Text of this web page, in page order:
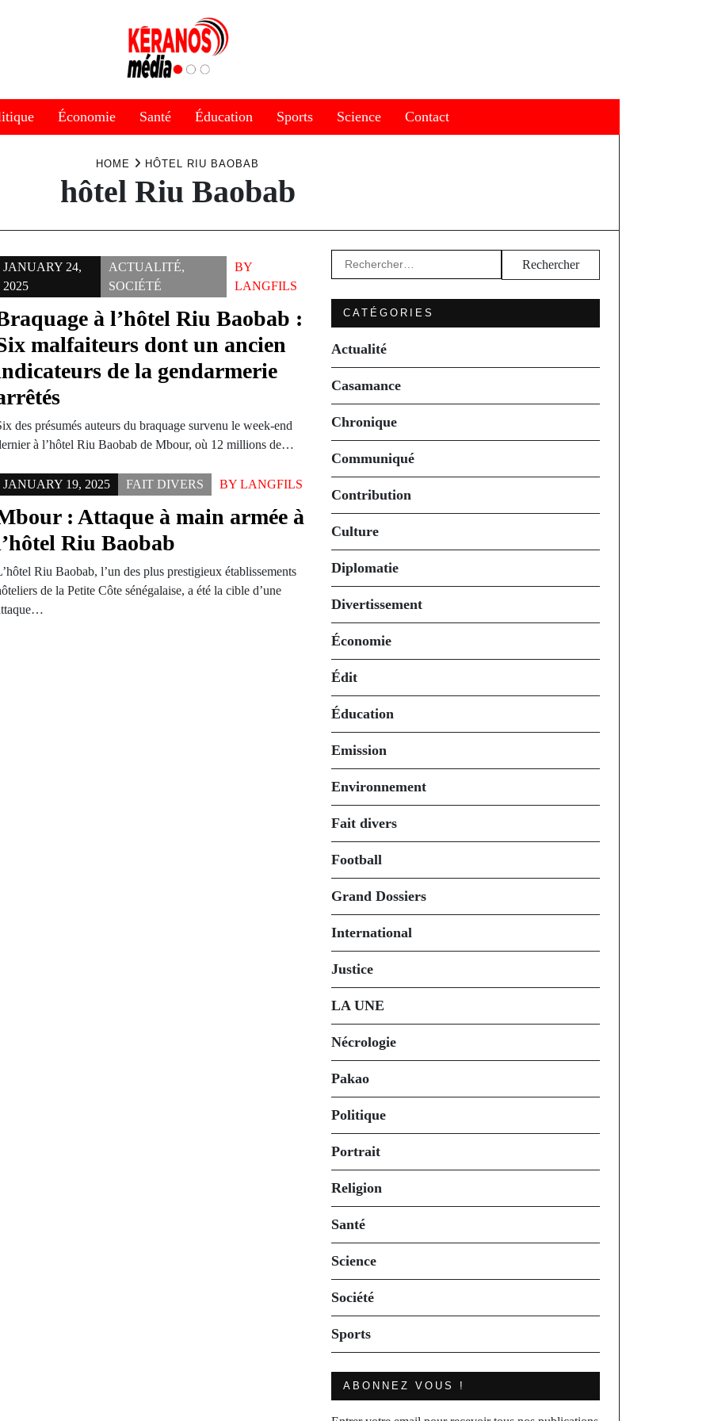
Économie Santé Éducation Sports Science Contact
HOME HÔTEL RIU BAOBAB
hôtel Riu Baobab
JANUARY 24,
2025
ACTUALITÉ,
SOCIÉTÉ
BY
LANGFILS
à l’hôtel Riu Baobab :
malfaiteurs dont un ancien
de la gendarmerie
des présumés auteurs du braquage survenu le week-end
à l’hôtel Riu Baobab de Mbour, où 12 millions de…
JANUARY 19, 2025 FAIT DIVERS BY LANGFILS
: Attaque à main armée à
Riu Baobab
Riu Baobab, l’un des plus prestigieux établissements
de la Petite Côte sénégalaise, a été la cible d’une
Rechercher :
CATÉGORIES
Actualité
Casamance
Chronique
Communiqué
Contribution
Culture
Diplomatie
Divertissement
Économie
Édit
Éducation
Emission
Environnement
Fait divers
Football
Grand Dossiers
International
Justice
LA UNE
Nécrologie
Pakao
Politique
Portrait
Religion
Santé
Science
Société
Sports
ABONNEZ VOUS !